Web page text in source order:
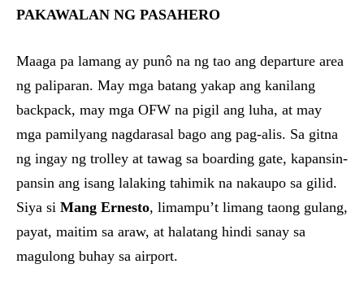
PAKAWALAN NG PASAHERO
Maaga pa lamang ay punô na ng tao ang departure area
ng paliparan. May mga batang yakap ang kanilang
backpack, may mga OFW na pigil ang luha, at may
mga pamilyang nagdarasal bago ang pag-alis. Sa gitna
ng ingay ng trolley at tawag sa boarding gate, kapansin-
pansin ang isang lalaking tahimik na nakaupo sa gilid.
Siya si Mang Ernesto, limampu’t limang taong gulang,
payat, maitim sa araw, at halatang hindi sanay sa
magulong buhay sa airport.